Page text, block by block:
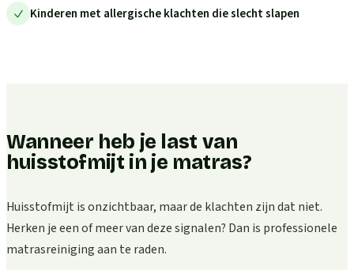
Kinderen met allergische klachten die slecht slapen
Wanneer heb je last van
huisstofmijt in je matras?
Huisstofmijt is onzichtbaar, maar de klachten zijn dat niet.
Herken je een of meer van deze signalen? Dan is professionele
matrasreiniging aan te raden.